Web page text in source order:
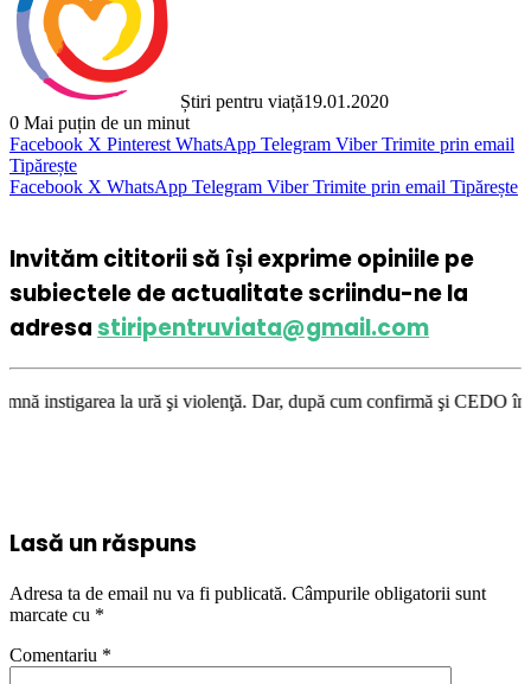
Știri pentru viață19.01.2020
0 Mai puțin de un minut
Facebook X Pinterest WhatsApp Telegram Viber Trimite prin email
Tipărește
Facebook X WhatsApp Telegram Viber Trimite prin email Tipărește
Invităm cititorii să își exprime opiniile pe
subiectele de actualitate scriindu-ne la
adresastiripentruviata@gmail.com
la ură şi violenţă. Dar, după cum confirmă şi CEDO în cazul
Lasă un răspuns
Adresa ta de email nu va fi publicată. Câmpurile obligatorii sunt
marcate cu *
Comentariu *